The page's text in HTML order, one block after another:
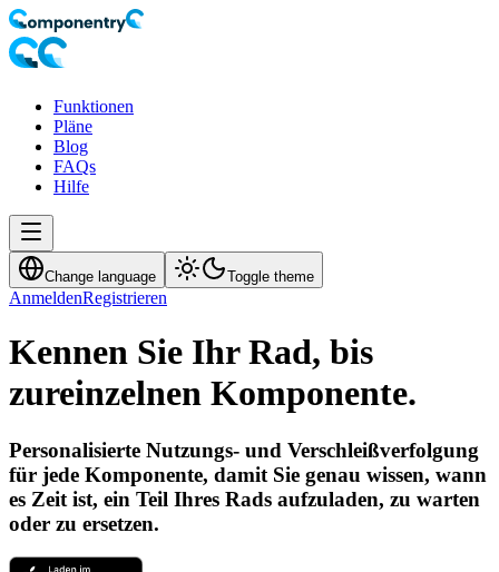
Funktionen
Pläne
Blog
FAQs
Hilfe
Change language Toggle theme
AnmeldenRegistrieren
Kennen Sie Ihr Rad, bis
zureinzelnen Komponente.
Personalisierte Nutzungs- und Verschleißverfolgung
für jede Komponente, damit Sie genau wissen, wann
es Zeit ist, ein Teil Ihres Rads aufzuladen, zu warten
oder zu ersetzen.